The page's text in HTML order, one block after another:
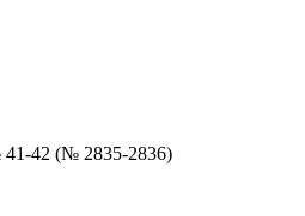
41-42 (№ 2835-2836)